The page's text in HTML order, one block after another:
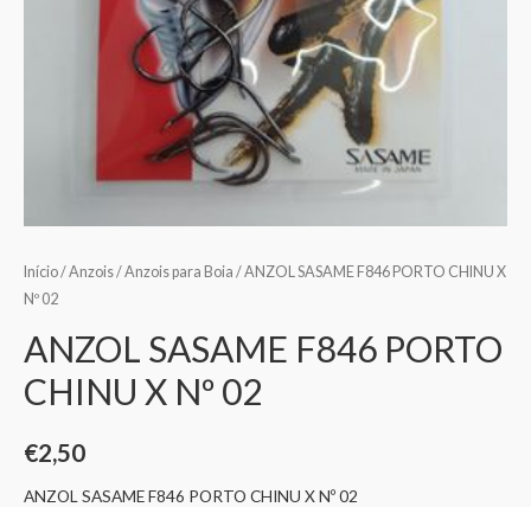
Início/Anzois/Anzois para Boia / ANZOL SASAME F846 PORTO CHINU X
Nº 02
ANZOL SASAME F846 PORTO
CHINU X Nº 02
€2,50
ANZOL SASAME F846 PORTO CHINU X Nº 02